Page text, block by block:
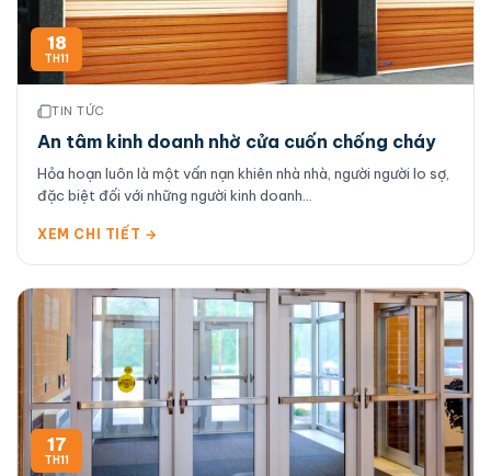
18
TH11
TIN TỨC
An tâm kinh doanh nhờ cửa cuốn chống cháy
Hỏa hoạn luôn là một vấn nạn khiên nhà nhà, người người lo sợ,
đặc biệt đối với những người kinh doanh...
XEM CHI TIẾT →
17
TH11